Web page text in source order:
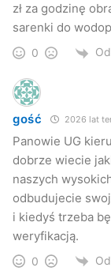
To budziło
powoływali się
zaopatrzeniu w
ścieków, z której
ścieków ustala
zł za godzinę
sarenki do
0
gość 2026 lat
Panowie UG
dobrze wiecie
naszych
odbudujecie
i kiedyś trzeba
weryfikacją.
0